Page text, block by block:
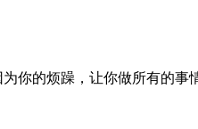
你的烦躁，让你做所有的